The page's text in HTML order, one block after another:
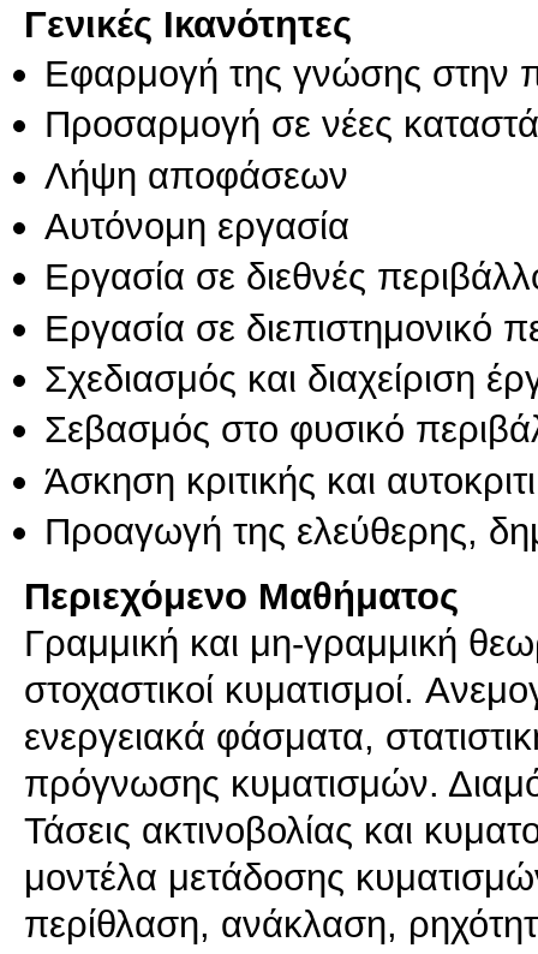
Γενικές Ικανότητες
Εφαρμογή της γνώσης στην
Προσαρμογή σε νέες
Λήψη αποφάσεων
Αυτόνομη εργασία
Εργασία σε διεθνές
Εργασία σε διεπιστημονικό
Σχεδιασμός και διαχείριση
Σεβασμός στο φυσικό
Άσκηση κριτικής και
Προαγωγή της ελεύθερης,
Περιεχόμενο Μαθήματος
Γραμμική και μη-γραμμική
στοχαστικοί κυματισμοί.
ενεργειακά φάσματα,
πρόγνωσης κυματισμών.
Τάσεις ακτινοβολίας και
μοντέλα μετάδοσης
περίθλαση, ανάκλαση,